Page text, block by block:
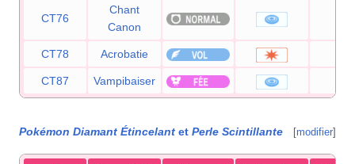
CT76
Chant
Canon
CT78 Acrobatie
CT87 Vampibaiser
Pokémon Diamant Étincelant et Perle Scintillante [modifier]